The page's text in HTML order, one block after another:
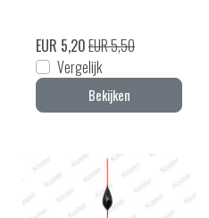
EUR 5,20EUR 5,50
Vergelijk
Bekijken